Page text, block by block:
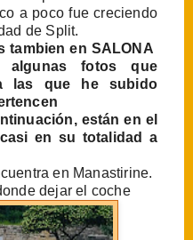
a poco fue creciendo
de Split.
tambien en SALONA
fotos que
las que he subido
están en el
en su totalidad a
en Manastirine.
dejar el coche